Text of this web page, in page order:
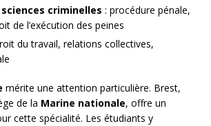
criminelles : procédure pénale,
de l’exécution des peines
du travail, relations collectives,
mérite une attention particulière. Brest,
de la Marine nationale, offre un
cette spécialité. Les étudiants y